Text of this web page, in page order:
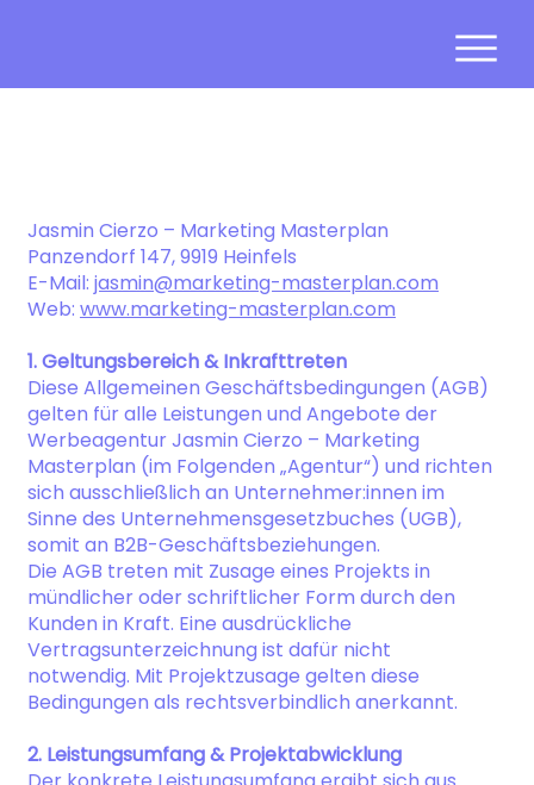
Jasmin Cierzo – Marketing Masterplan
Panzendorf 147, 9919 Heinfels
E-Mail: jasmin@marketing-masterplan.com
Web: www.marketing-masterplan.com
1. Geltungsbereich & Inkrafttreten
Diese Allgemeinen Geschäftsbedingungen (AGB)
gelten für alle Leistungen und Angebote der
Werbeagentur Jasmin Cierzo – Marketing
Masterplan (im Folgenden „Agentur“) und richten
sich ausschließlich an Unternehmer:innen im
Sinne des Unternehmensgesetzbuches (UGB),
somit an B2B-Geschäftsbeziehungen.
Die AGB treten mit Zusage eines Projekts in
mündlicher oder schriftlicher Form durch den
Kunden in Kraft. Eine ausdrückliche
Vertragsunterzeichnung ist dafür nicht
notwendig. Mit Projektzusage gelten diese
Bedingungen als rechtsverbindlich anerkannt.
2. Leistungsumfang & Projektabwicklung